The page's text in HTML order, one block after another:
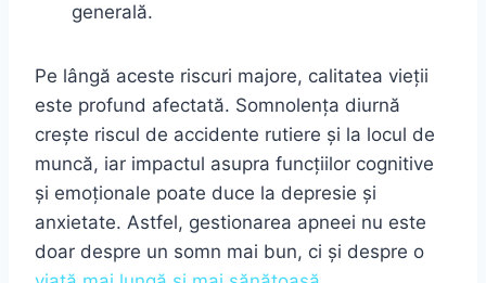
generală.
Pe lângă aceste riscuri majore, calitatea vieții
este profund afectată. Somnolența diurnă
crește riscul de accidente rutiere și la locul de
muncă, iar impactul asupra funcțiilor cognitive
și emoționale poate duce la depresie și
anxietate. Astfel, gestionarea apneei nu este
doar despre un somn mai bun, ci și despre o